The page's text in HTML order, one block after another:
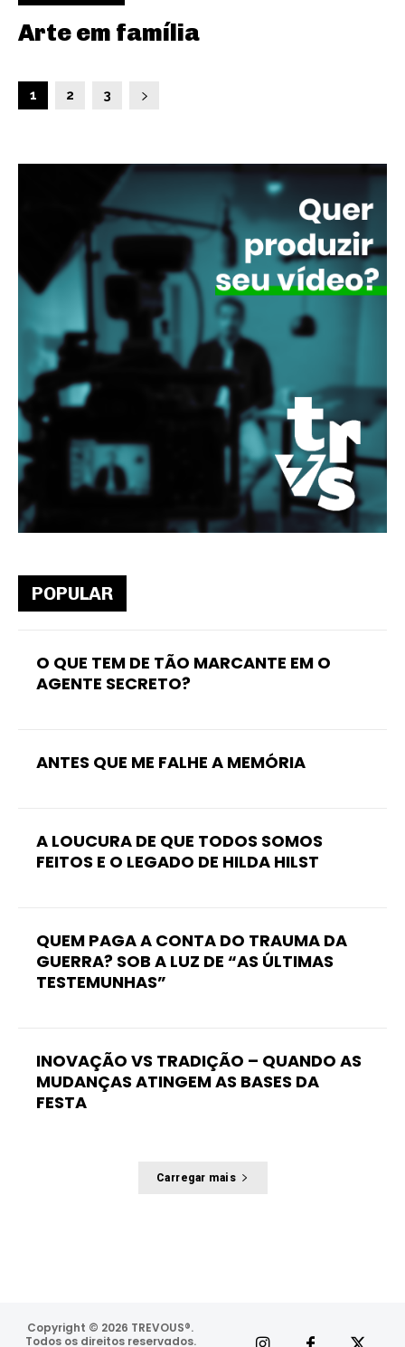
Arte em família
1 2 3
POPULAR
O QUE TEM DE TÃO MARCANTE EM O
AGENTE SECRETO?
ANTES QUE ME FALHE A MEMÓRIA
A LOUCURA DE QUE TODOS SOMOS
FEITOS E O LEGADO DE HILDA HILST
QUEM PAGA A CONTA DO TRAUMA DA
GUERRA? SOB A LUZ DE “AS ÚLTIMAS
TESTEMUNHAS”
INOVAÇÃO VS TRADIÇÃO – QUANDO AS
MUDANÇAS ATINGEM AS BASES DA
FESTA
Carregar mais
Copyright © 2026 TREVOUS®.
Todos os direitos reservados.